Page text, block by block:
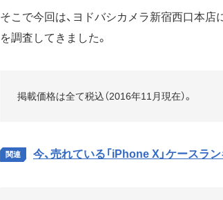
そこで今回は、ヨドバシカメラ新宿西口本
を調査してきました。
掲載価格は全て税込（2016年11月現在）。
今、売れている「iPhone X」ケースラ